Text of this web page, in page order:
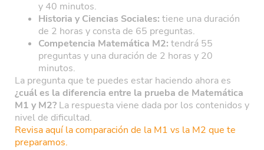
y 40 minutos.
Historia y Ciencias Sociales: tiene una duración
de 2 horas y consta de 65 preguntas.
Competencia Matemática M2: tendrá 55
preguntas y una duración de 2 horas y 20
minutos.
La pregunta que te puedes estar haciendo ahora es
¿cuál es la diferencia entre la prueba de Matemática
M1 y M2? La respuesta viene dada por los contenidos y
nivel de dificultad.
Revisa aquí la comparación de la M1 vs la M2 que te
preparamos.